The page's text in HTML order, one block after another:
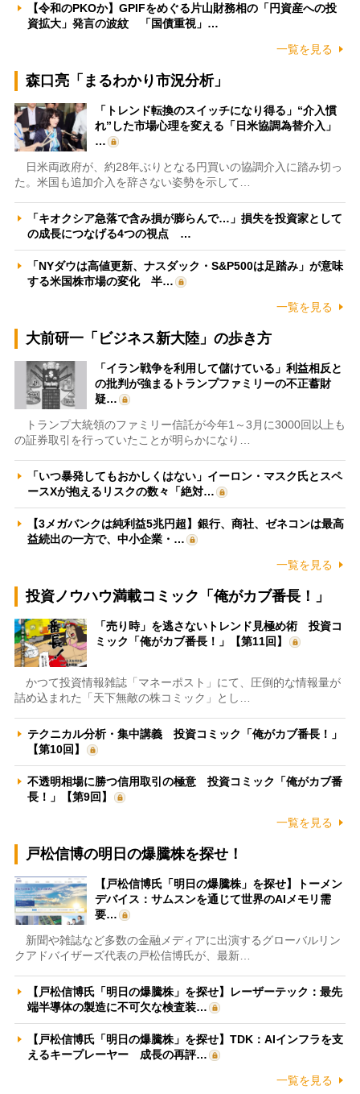
【令和のPKOか】GPIFをめぐる片山財務相の「円資産への投
資拡大」発言の波紋 「国債重視」…
一覧を見る
森口亮「まるわかり市況分析」
「トレンド転換のスイッチになり得る」“介入慣
れ”した市場心理を変える「日米協調為替介入」
…
日米両政府が、約28年ぶりとなる円買いの協調介入に踏み切っ
た。米国も追加介入を辞さない姿勢を示して…
「キオクシア急落で含み損が膨らんで…」損失を投資家として
の成長につなげる4つの視点 …
「NYダウは高値更新、ナスダック・S&P500は足踏み」が意味
する米国株市場の変化 半…
一覧を見る
大前研一「ビジネス新大陸」の歩き方
「イラン戦争を利用して儲けている」利益相反と
の批判が強まるトランプファミリーの不正蓄財
疑…
トランプ大統領のファミリー信託が今年1～3月に3000回以上も
の証券取引を行っていたことが明らかになり…
「いつ暴発してもおかしくはない」イーロン・マスク氏とスペ
ースXが抱えるリスクの数々「絶対…
【3メガバンクは純利益5兆円超】銀行、商社、ゼネコンは最高
益続出の一方で、中小企業・…
一覧を見る
投資ノウハウ満載コミック「俺がカブ番長！」
「売り時」を逃さないトレンド見極め術 投資コ
ミック「俺がカブ番長！」【第11回】
かつて投資情報雑誌「マネーポスト」にて、圧倒的な情報量が
詰め込まれた「天下無敵の株コミック」とし…
テクニカル分析・集中講義 投資コミック「俺がカブ番長！」
【第10回】
不透明相場に勝つ信用取引の極意 投資コミック「俺がカブ番
長！」【第9回】
一覧を見る
戸松信博の明日の爆騰株を探せ！
【戸松信博氏「明日の爆騰株」を探せ】トーメン
デバイス：サムスンを通じて世界のAIメモリ需
要…
新聞や雑誌など多数の金融メディアに出演するグローバルリン
クアドバイザーズ代表の戸松信博氏が、最新…
【戸松信博氏「明日の爆騰株」を探せ】レーザーテック：最先
端半導体の製造に不可欠な検査装…
【戸松信博氏「明日の爆騰株」を探せ】TDK：AIインフラを支
えるキープレーヤー 成長の再評…
一覧を見る